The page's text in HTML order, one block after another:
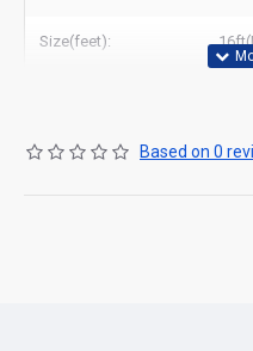
Size(feet):
Based on 0